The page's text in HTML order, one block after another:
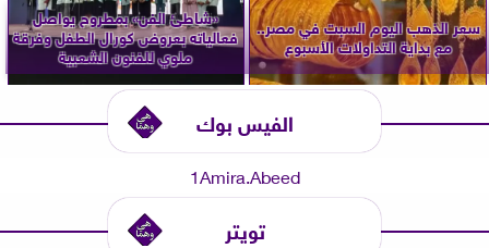
سعر الذهب اليوم السبت في مصر..
مع بداية التداولات الأسبوع
«شاطئ الفن» بمطروح يواصل
فعالياته بعروض كورال الطفل وفرقة
ملوي للفنون الشعبية
الفيس بوك
1Amira.Abeed
تويتر